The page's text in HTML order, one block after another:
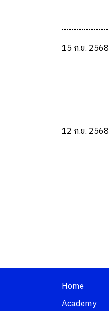
15 ก.ย. 2568
12 ก.ย. 2568
Home
Academy